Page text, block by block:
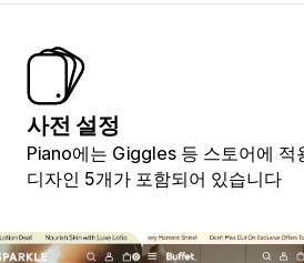
사전 설정
Piano에는 Giggles 등 스토어에 적
디자인 5개가 포함되어 있습니다